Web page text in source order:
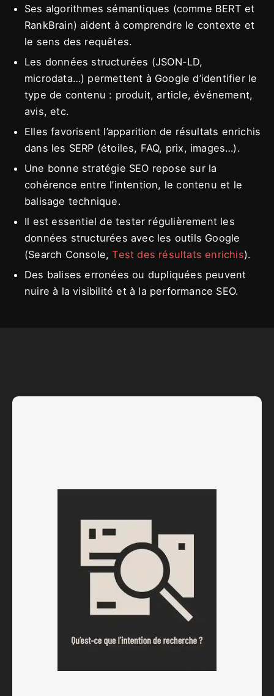
Ses algorithmes sémantiques (comme BERT et
RankBrain) aident à comprendre le contexte et
le sens des requêtes.
Les données structurées (JSON-LD,
microdata…) permettent à Google d’identifier le
type de contenu : produit, article, événement,
avis, etc.
Elles favorisent l’apparition de résultats enrichis
dans les SERP (étoiles, FAQ, prix, images…).
Une bonne stratégie SEO repose sur la
cohérence entre l’intention, le contenu et le
balisage technique.
Il est essentiel de tester régulièrement les
données structurées avec les outils Google
(Search Console,Test des résultats enrichis).
Des balises erronées ou dupliquées peuvent
nuire à la visibilité et à la performance SEO.